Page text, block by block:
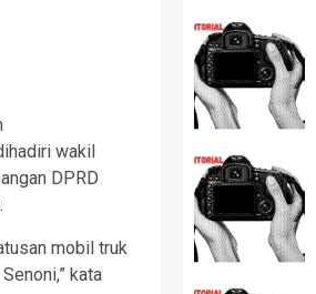
wakil
DPRD
mobil truk
kata